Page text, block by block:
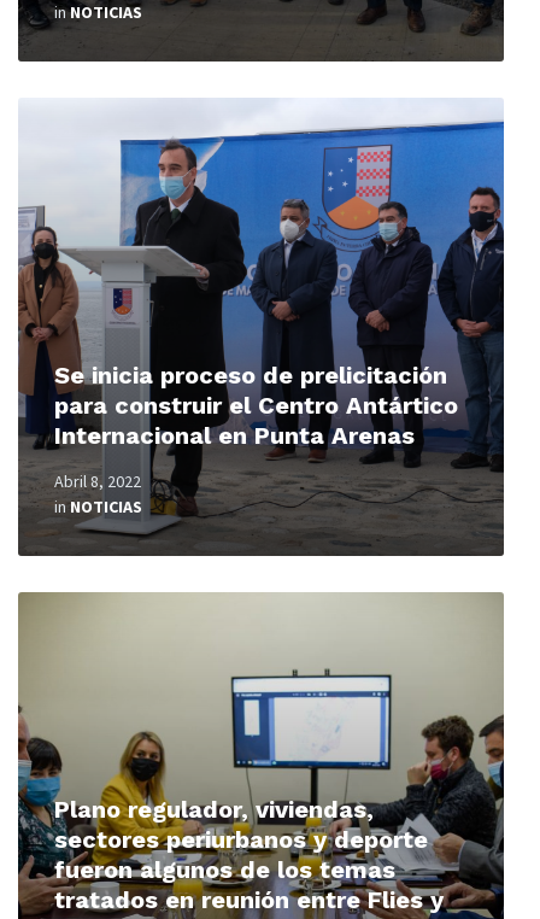
inNOTICIAS
Se inicia proceso de prelicitación
para construir el Centro Antártico
Internacional en Punta Arenas
Abril 8, 2022
inNOTICIAS
Plano regulador, viviendas,
sectores periurbanos y deporte
fueron algunos de los temas
tratados en reunión entre Flies y
Read